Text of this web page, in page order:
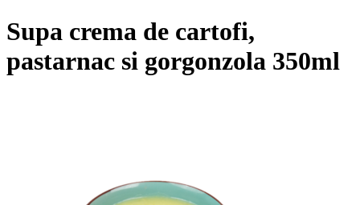
Supa crema de cartofi,
pastarnac si gorgonzola 350ml